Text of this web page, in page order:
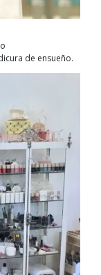
de ensueño.